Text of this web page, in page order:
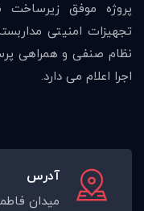
زیرساخت شبکه
مداربسته مبتنی
و همراهی پرسنلی مجرب
می دارد.
آدرس
میدان فاطمی